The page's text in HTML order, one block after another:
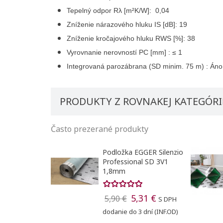
Tepelný odpor Rλ [m²K/W]: 0,04
Zníženie nárazového hluku IS [dB]: 19
Zníženie kročajového hluku RWS [%]: 38
Vyrovnanie nerovností PC [mm] : ≤ 1
Integrovaná parozábrana (SD minim. 75 m) : Áno
PRODUKTY Z ROVNAKEJ
Často prezerané produkty
Podložka EGGER Silenzio
Professional SD 3V1
1,8mm
5,90 € 5,31 € S DPH
dodanie do 3 dní (INF.OD)